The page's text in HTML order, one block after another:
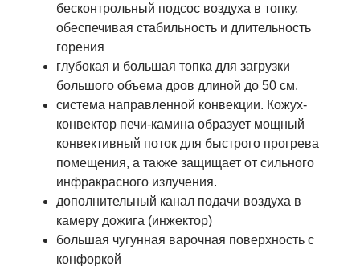
бесконтрольный подсос воздуха в топку,
обеспечивая стабильность и длительность
горения
глубокая и большая топка для загрузки
большого объема дров длиной до 50 см.
система направленной конвекции. Кожух-
конвектор печи-камина образует мощный
конвективный поток для быстрого прогрева
помещения, а также защищает от сильного
инфракрасного излучения.
дополнительный канал подачи воздуха в
камеру дожига (инжектор)
большая чугунная варочная поверхность с
конфоркой